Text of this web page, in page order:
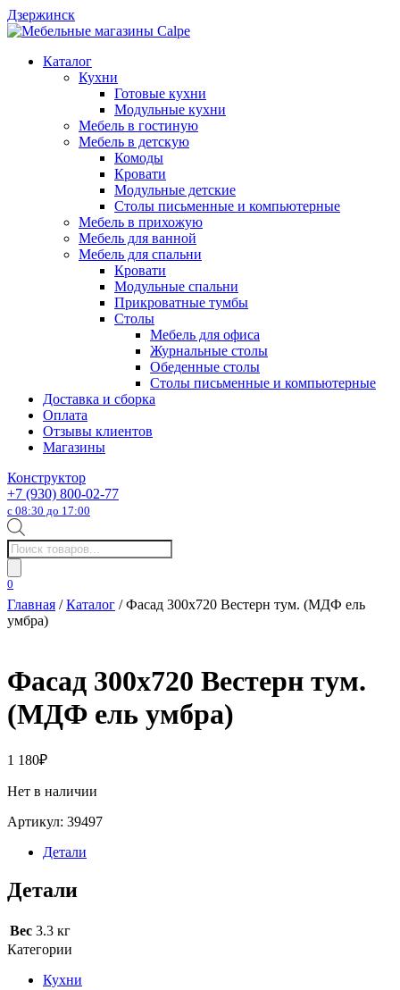
Дзержинск
Каталог
Кухни
Готовые кухни
Модульные кухни
Мебель в гостиную
Мебель в детскую
Комоды
Кровати
Модульные детские
Столы письменные и компьютерные
Мебель в прихожую
Мебель для ванной
Мебель для спальни
Кровати
Модульные спальни
Прикроватные тумбы
Столы
Мебель для офиса
Журнальные столы
Обеденные столы
Столы письменные и компьютерные
Доставка и сборка
Оплата
Отзывы клиентов
Магазины
Конструктор
+7 (930) 800-02-77
с 08:30 до 17:00
Поиск
товаров
0
Главная /Каталог / Фасад 300х720 Вестерн тум. (МДФ ель
умбра)
Фасад 300х720 Вестерн тум.
(МДФ ель умбра)
1 180₽
Нет в наличии
Артикул: 39497
Детали
Детали
Вес 3.3 кг
Категории
Кухни